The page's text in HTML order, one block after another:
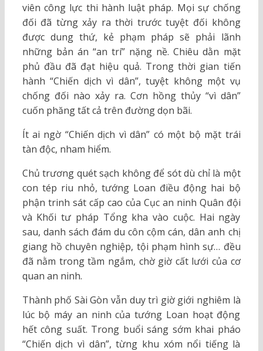
viên công lực thi hành luật pháp. Mọi sự chống
đối đã từng xảy ra thời trước tuyệt đối không
được dung thứ, kẻ phạm pháp sẽ phải lãnh
những bản án “an trí” nặng nề. Chiêu dằn mặt
phủ đầu đã đạt hiệu quả. Trong thời gian tiến
hành “Chiến dịch vì dân”, tuyệt không một vụ
chống đối nào xảy ra. Cơn hồng thủy “vì dân”
cuốn phăng tất cả trên đường dọn bãi.
Ít ai ngờ “Chiến dịch vì dân” có một bộ mặt trái
tàn độc, nham hiểm.
Chủ trương quét sạch không để sót dù chỉ là một
con tép riu nhỏ, tướng Loan điều động hai bộ
phận trinh sát cấp cao của Cục an ninh Quân đội
và Khối tư pháp Tổng kha vào cuộc. Hai ngày
sau, danh sách đám du côn cộm cán, dân anh chị
giang hồ chuyên nghiệp, tội phạm hình sự… đều
đã nằm trong tầm ngắm, chờ giờ cất lưới của cơ
quan an ninh.
Thành phố Sài Gòn vẫn duy trì giờ giới nghiêm là
lúc bộ máy an ninh của tướng Loan hoạt động
hết công suất. Trong buổi sáng sớm khai pháo
“Chiến dịch vì dân”, từng khu xóm nổi tiếng là